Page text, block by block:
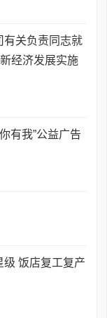
有关负责同志就
经济发展实施
有我”公益广告
饭店复工复产